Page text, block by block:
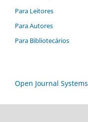
Para Leitores
Para Autores
Para Bibliotecários
Open Journal Systems